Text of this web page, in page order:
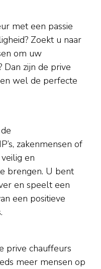
met een passie
Zoekt u naar
om uw
Dan zijn de prive
wel de perfecte
zakenmensen of
en
brengen. U bent
en speelt een
een positieve
prive chauffeurs
meer mensen op